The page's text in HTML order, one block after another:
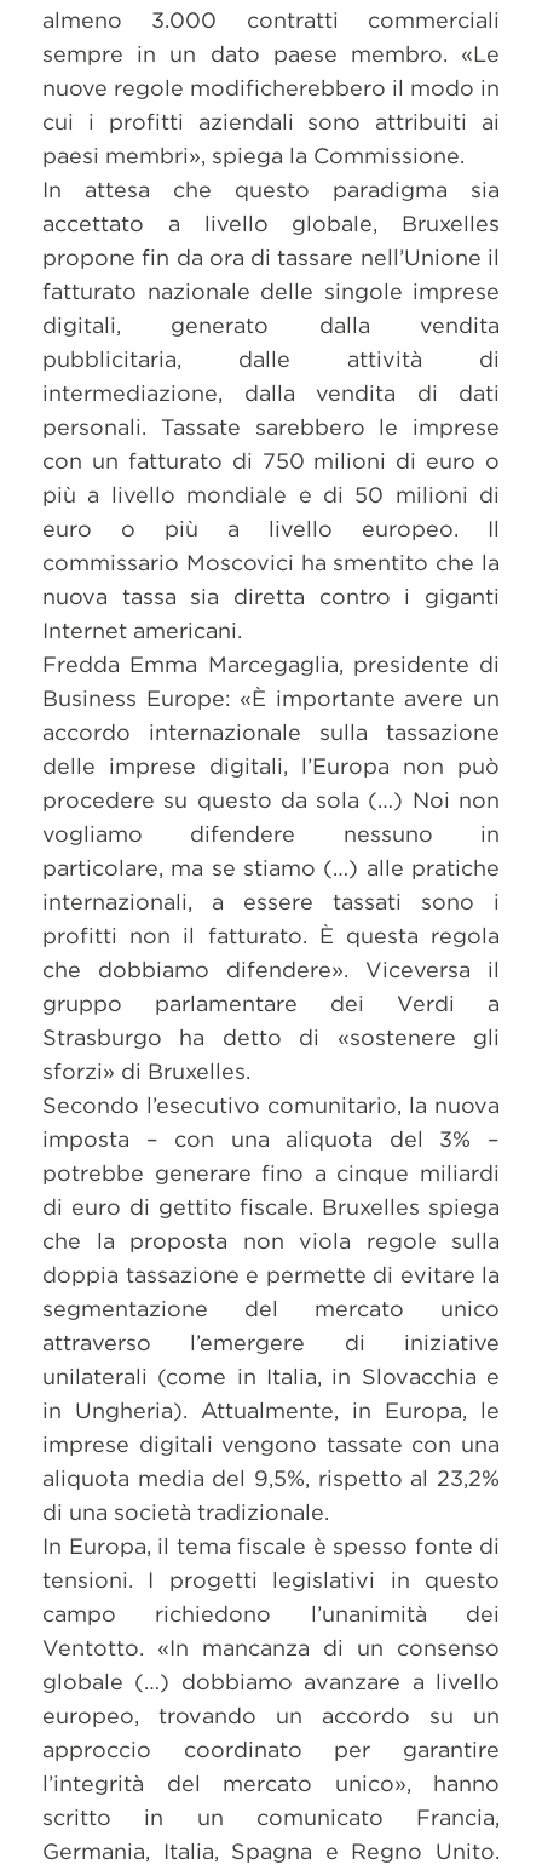
almeno 3.000 contratti commerciali
sempre in un dato paese membro. «Le
nuove regole modificherebbero il modo in
cui i profitti aziendali sono attribuiti ai
paesi membri», spiega la Commissione.
In attesa che questo paradigma sia
accettato a livello globale, Bruxelles
propone fin da ora di tassare nell’Unione il
fatturato nazionale delle singole imprese
digitali, generato dalla vendita
pubblicitaria, dalle attività di
intermediazione, dalla vendita di dati
personali. Tassate sarebbero le imprese
con un fatturato di 750 milioni di euro o
più a livello mondiale e di 50 milioni di
euro o più a livello europeo. Il
commissario Moscovici ha smentito che la
nuova tassa sia diretta contro i giganti
Internet americani.
Fredda Emma Marcegaglia, presidente di
Business Europe: «È importante avere un
accordo internazionale sulla tassazione
delle imprese digitali, l’Europa non può
procedere su questo da sola (…) Noi non
vogliamo difendere nessuno in
particolare, ma se stiamo (…) alle pratiche
internazionali, a essere tassati sono i
profitti non il fatturato. È questa regola
che dobbiamo difendere». Viceversa il
gruppo parlamentare dei Verdi a
Strasburgo ha detto di «sostenere gli
sforzi» di Bruxelles.
Secondo l’esecutivo comunitario, la nuova
imposta – con una aliquota del 3% –
potrebbe generare fino a cinque miliardi
di euro di gettito fiscale. Bruxelles spiega
che la proposta non viola regole sulla
doppia tassazione e permette di evitare la
segmentazione del mercato unico
attraverso l’emergere di iniziative
unilaterali (come in Italia, in Slovacchia e
in Ungheria). Attualmente, in Europa, le
imprese digitali vengono tassate con una
aliquota media del 9,5%, rispetto al 23,2%
di una società tradizionale.
In Europa, il tema fiscale è spesso fonte di
tensioni. I progetti legislativi in questo
campo richiedono l’unanimità dei
Ventotto. «In mancanza di un consenso
globale (…) dobbiamo avanzare a livello
europeo, trovando un accordo su un
approccio coordinato per garantire
l’integrità del mercato unico», hanno
scritto in un comunicato Francia,
Germania, Italia, Spagna e Regno Unito.